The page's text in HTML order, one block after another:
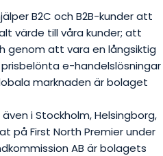
B2C och B2B-kunder att
värde till våra kunder; att
genom att vara en långsiktig
e-handelslösningar
marknaden är bolaget
i Stockholm, Helsingborg,
på First North Premier under
AB är bolagets